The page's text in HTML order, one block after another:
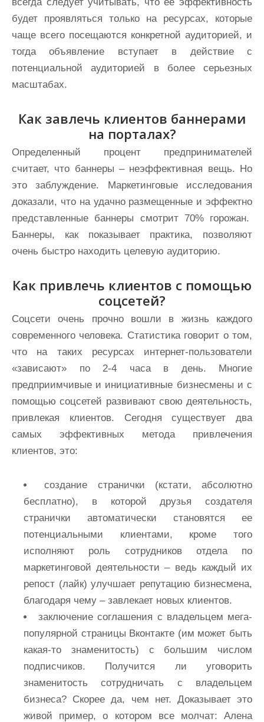
будет проявляться только на ресурсах, которые
чаще всего посещаются конкретной аудиторией, и
тогда объявление вступает в действие с
потенциальной аудиторией в более серьезных
масштабах.
Как завлечь клиентов баннерами
на порталах?
Определенный процент предпринимателей
считает, что баннеры – неэффективная вещь. Но
это заблуждение. Маркетинговые исследования
доказали, что на удачно размещенные и эффектно
представленные баннеры смотрит 70% горожан.
Баннеры, как показывает практика, позволяют
очень быстро находить целевую аудиторию.
Как привлечь клиентов с помощью
соцсетей?
Соцсети очень прочно вошли в жизнь каждого
современного человека. Статистика говорит о том,
что на таких ресурсах интернет-пользователи
«зависают» по 2-4 часа в день. Многие
предприимчивые и инициативные бизнесмены и с
помощью соцсетей развивают свою деятельность,
привлекая клиентов. Сегодня существует два
самых эффективных метода привлечения
клиентов, это:
создание странички (кстати, абсолютно
бесплатно), в которой друзья создателя
странички автоматически становятся ее
потенциальными клиентами, кроме того
исполняют роль сотрудников отдела по
маркетинговой деятельности – ведь каждый их
репост (лайк) улучшает репутацию бизнесмена,
благодаря чему – завлекает новых клиентов.
заключение соглашения с владельцем мега-
популярной страницы Вконтакте (им может быть
какая-то знаменитость) с большим числом
подписчиков. Получится ли уговорить
знаменитость сотрудничать с владельцем
бизнеса? Скорее да, чем нет. Доказывает это
живой пример, о котором все молчат: Алена